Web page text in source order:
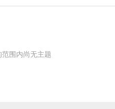
围内尚无主题